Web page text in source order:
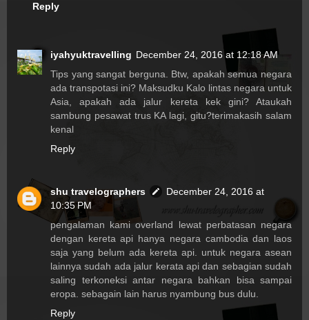
Reply
iyahyuktravelling December 24, 2016 at 12:18 AM
Tips yang sangat berguna. Btw, apakah semua negara
ada transpotasi ini? Maksudku Kalo lintas negara untuk
Asia, apakah ada jalur kereta kek gini? Ataukah
sambung pesawat trus KA lagi, gitu?terimakasih salam
kenal
Reply
shu travelographers
December 24, 2016 at
10:35 PM
pengalaman kami overland lewat perbatasan negara
dengan kereta api hanya negara cambodia dan laos
saja yang belum ada kereta api. untuk negara asean
lainnya sudah ada jalur kerata api dan sebagian sudah
saling terkoneksi antar negara bahkan bisa sampai
eropa. sebagain lain harus nyambung bus dulu.
Reply